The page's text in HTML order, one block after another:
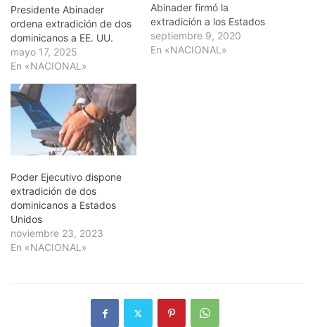
Presidente Abinader
ordena extradición de dos
dominicanos a EE. UU.
mayo 17, 2025
En «NACIONAL»
Abinader firmó la
extradición a los Estados
Unidos de Yamil Abreu
Navarro, exdirector
septiembre 9, 2020
En «NACIONAL»
Poder Ejecutivo dispone
extradición de dos
dominicanos a Estados
Unidos
noviembre 23, 2023
En «NACIONAL»